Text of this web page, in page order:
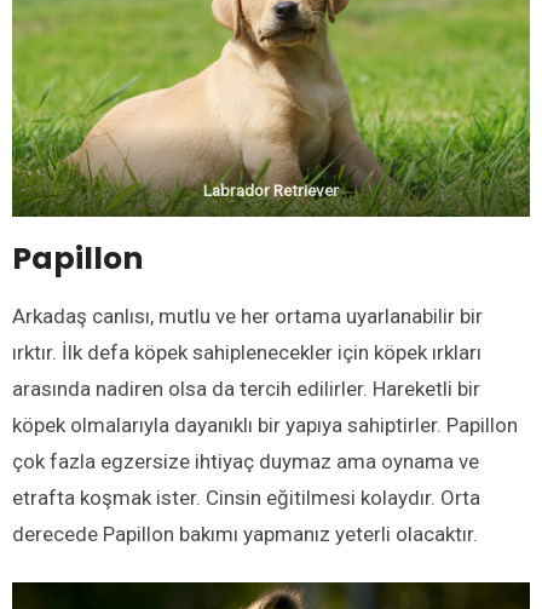
Labrador Retriever
Papillon
Arkadaş canlısı, mutlu ve her ortama uyarlanabilir bir
ırktır. İlk defa köpek sahiplenecekler için köpek ırkları
arasında nadiren olsa da tercih edilirler. Hareketli bir
köpek olmalarıyla dayanıklı bir yapıya sahiptirler. Papillon
çok fazla egzersize ihtiyaç duymaz ama oynama ve
etrafta koşmak ister. Cinsin eğitilmesi kolaydır. Orta
derecede Papillon bakımı yapmanız yeterli olacaktır.